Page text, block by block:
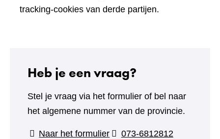
tracking-cookies van derde partijen.
Heb je een vraag?
Stel je vraag via het formulier of bel naar
het algemene nummer van de provincie.
Naar het formulier(verwijst
073-6812812